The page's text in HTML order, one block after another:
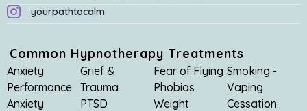
yourpathtocalm
Common Hypnotherapy Treatments
Anxiety
Performance
Anxiety
Grief &
Trauma
PTSD
Fear of Flying
Phobias
Weight
Smoking -
Vaping
Cessation